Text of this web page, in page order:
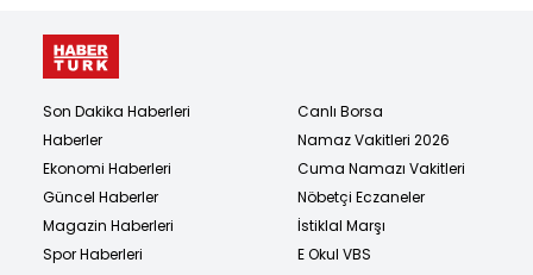
Son Dakika Haberleri
Haberler
Ekonomi Haberleri
Güncel Haberler
Magazin Haberleri
Spor Haberleri
Canlı Borsa
Namaz Vakitleri 2026
Cuma Namazı Vakitleri
Nöbetçi Eczaneler
İstiklal Marşı
E Okul VBS